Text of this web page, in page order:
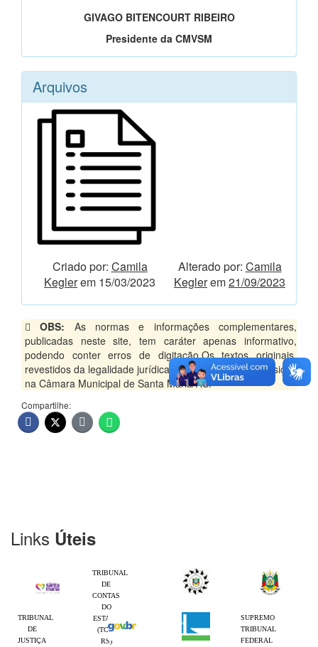
GIVAGO BITENCOURT RIBEIRO
Presidente da CMVSM
Arquivos
Criado por: Camila
Keglerem 15/03/2023
Alterado por: Camila
Keglerem21/09/2023
OBS: As normas e informações complementares,
publicadas neste site, tem caráter apenas informativo,
podendo conter erros de digitação.Os textos originais,
revestidos da legalidade jurídica, encontram-se à disposição
na Câmara Municipal de Santa Maria/RS.
Compartilhe:
Links Úteis
TRIBUNAL
DE
CONTAS
DO
ESTADO
(TCE-
RS)
TRIBUNAL
DE
JUSTIÇA
SUPREMO
TRIBUNAL
FEDERAL